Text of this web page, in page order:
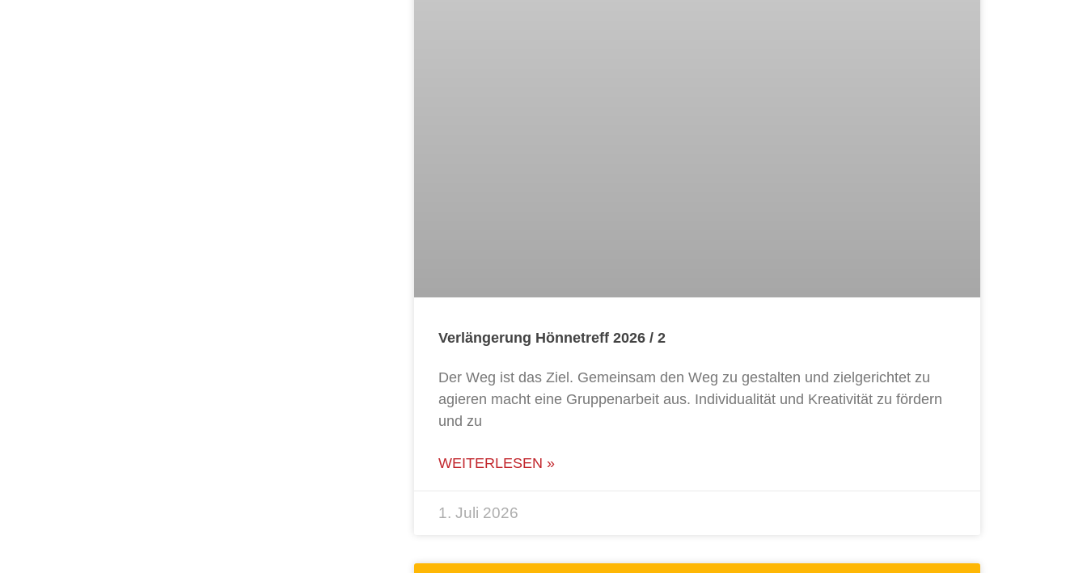
Verlängerung Hönnetreff 2026 / 2
Der Weg ist das Ziel. Gemeinsam den Weg zu gestalten und zielgerichtet zu
agieren macht eine Gruppenarbeit aus. Individualität und Kreativität zu fördern
und zu
WEITERLESEN »
1. Juli 2026